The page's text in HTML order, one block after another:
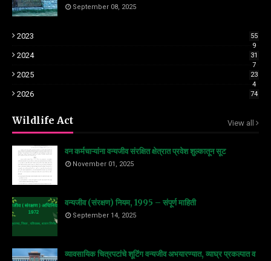
September 08, 2025
2023
55
9
2024
31
7
2025
23
4
2026 74
Wildlife Act View all
वन कर्मचाऱ्यांना वन्यजीव संरक्षित क्षेत्रात प्रवेश शुल्कातून सूट
November 01, 2025
वन्यजीव (संरक्षण) नियम, 1995 – संपूर्ण माहिती
September 14, 2025
व्यावसायिक चित्रपटांचे शूटिंग वन्यजीव अभयारण्यात, व्याघ्र प्रकल्पात व